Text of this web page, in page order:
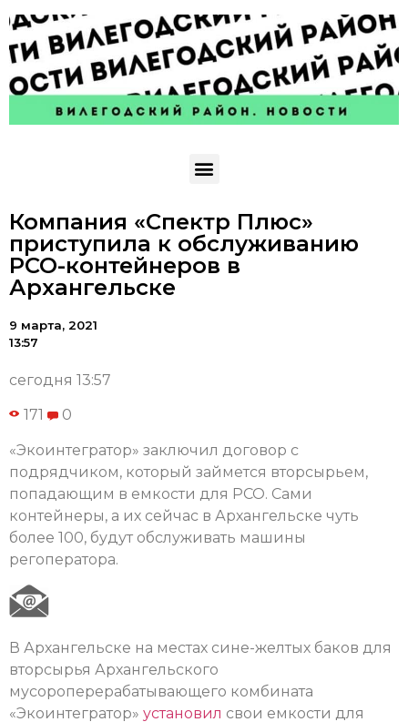
Компания «Спектр Плюс»
приступила к обслуживанию
РСО-контейнеров в
Архангельске
9 марта, 2021
13:57
сегодня 13:57
171 0
«Экоинтегратор» заключил договор с
подрядчиком, который займется вторсырьем,
попадающим в емкости для РСО. Сами
контейнеры, а их сейчас в Архангельске чуть
более 100, будут обслуживать машины
регоператора.
В Архангельске на местах сине-желтых баков для
вторсырья Архангельского
мусороперерабатывающего комбината
«Экоинтегратор» установил свои емкости для